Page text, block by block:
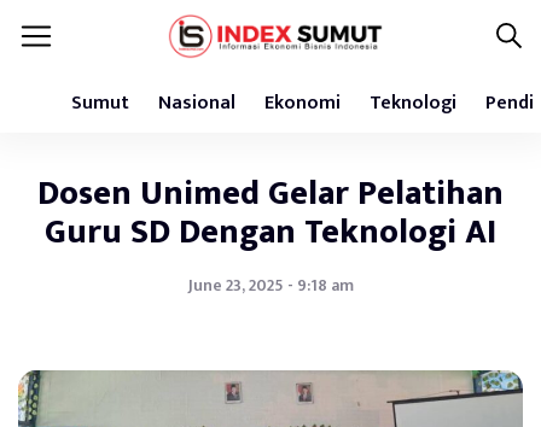
Sumut Nasional Ekonomi Teknologi
Dosen Unimed Gelar Pelatihan
Guru SD Dengan Teknologi AI
June 23, 2025 - 9:18 am